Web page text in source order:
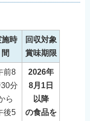
施時
間
回収対象
賞味期限
前8
分
ら
後5
2026年
8月1日
以降
の食品を